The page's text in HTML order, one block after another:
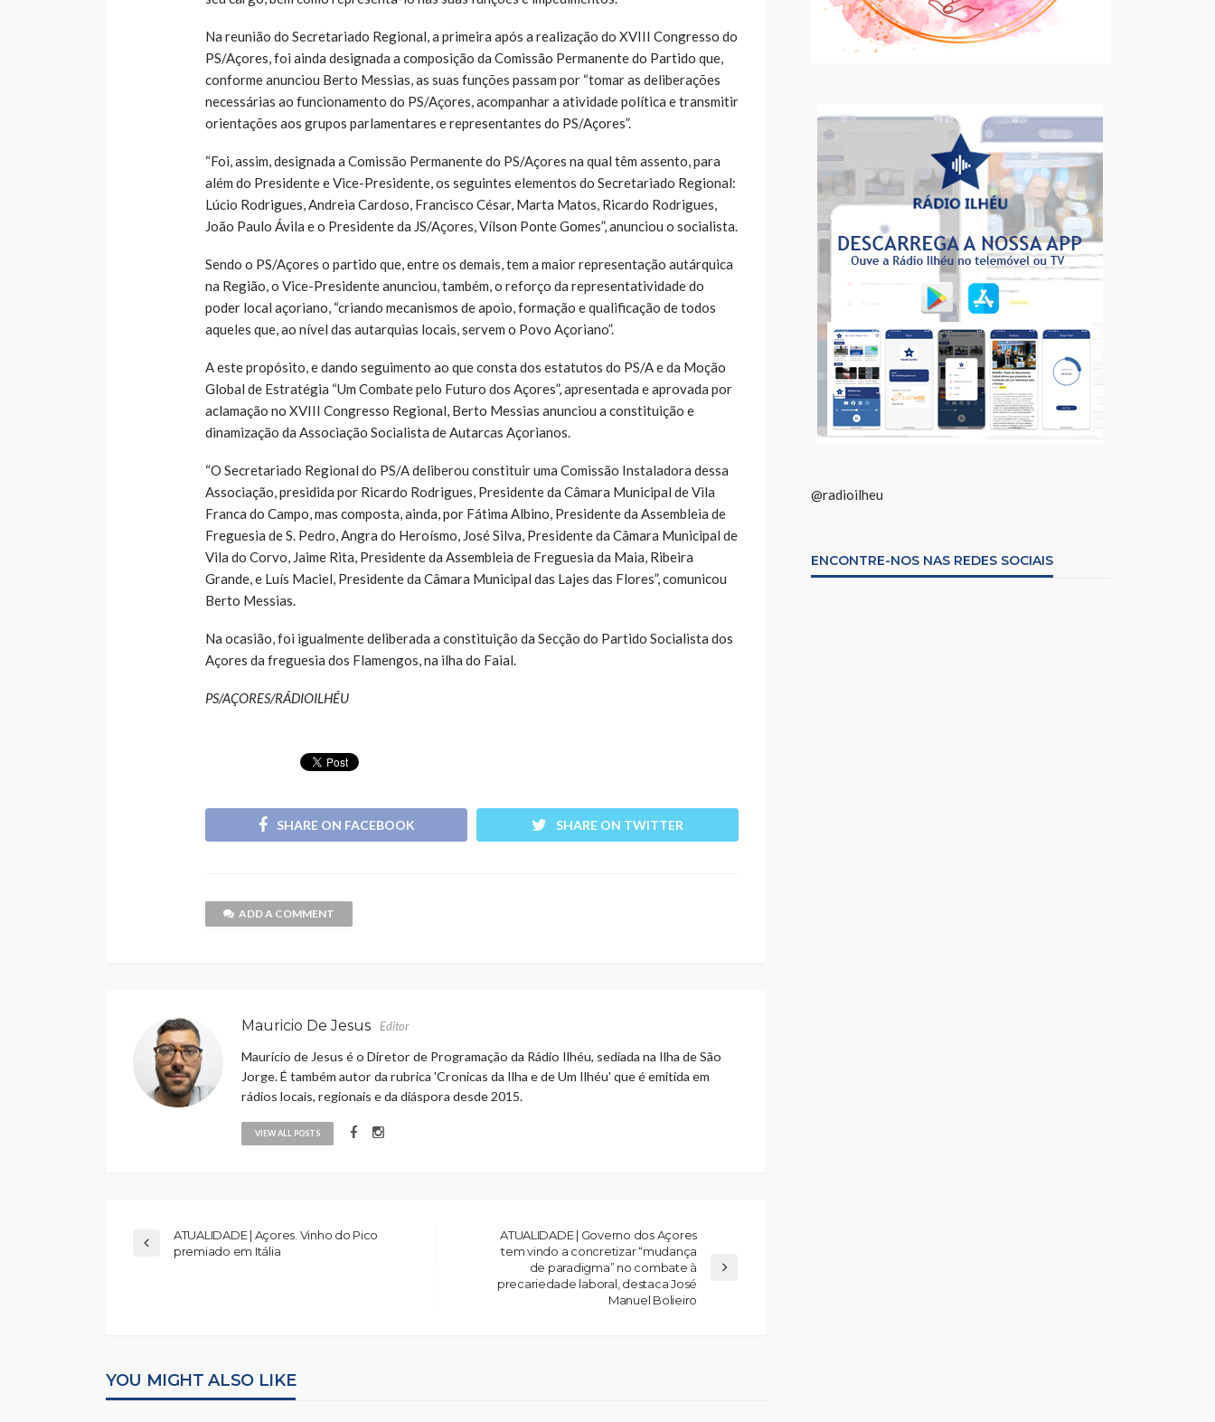
Na reunião do Secretariado Regional, a primeira após a realização do XVIII Congresso do
PS/Açores, foi ainda designada a composição da Comissão Permanente do Partido que,
conforme anunciou Berto Messias, as suas funções passam por “tomar as deliberações
necessárias ao funcionamento do PS/Açores, acompanhar a atividade política e transmitir
orientações aos grupos parlamentares e representantes do PS/Açores”.
“Foi, assim, designada a Comissão Permanente do PS/Açores na qual têm assento, para
além do Presidente e Vice-Presidente, os seguintes elementos do Secretariado Regional:
Lúcio Rodrigues, Andreia Cardoso, Francisco César, Marta Matos, Ricardo Rodrigues,
João Paulo Ávila e o Presidente da JS/Açores, Vílson Ponte Gomes”, anunciou o socialista.
Sendo o PS/Açores o partido que, entre os demais, tem a maior representação autárquica
na Região, o Vice-Presidente anunciou, também, o reforço da representatividade do
poder local açoriano, “criando mecanismos de apoio, formação e qualificação de todos
aqueles que, ao nível das autarquias locais, servem o Povo Açoriano”.
A este propósito, e dando seguimento ao que consta dos estatutos do PS/A e da Moção
Global de Estratégia “Um Combate pelo Futuro dos Açores”, apresentada e aprovada por
aclamação no XVIII Congresso Regional, Berto Messias anunciou a constituição e
dinamização da Associação Socialista de Autarcas Açorianos.
“O Secretariado Regional do PS/A deliberou constituir uma Comissão Instaladora dessa
Associação, presidida por Ricardo Rodrigues, Presidente da Câmara Municipal de Vila
Franca do Campo, mas composta, ainda, por Fátima Albino, Presidente da Assembleia de
Freguesia de S. Pedro, Angra do Heroísmo, José Silva, Presidente da Câmara Municipal de
Vila do Corvo, Jaime Rita, Presidente da Assembleia de Freguesia da Maia, Ribeira
Grande, e Luís Maciel, Presidente da Câmara Municipal das Lajes das Flores”, comunicou
Berto Messias.
Na ocasião, foi igualmente deliberada a constituição da Secção do Partido Socialista dos
Açores da freguesia dos Flamengos, na ilha do Faial.
PS/AÇORES/RÁDIOILHÉU
SHARE ON FACEBOOK SHARE ON TWITTER
ADD A COMMENT
Mauricio De Jesus Editor
Maurício de Jesus é o Diretor de Programação da Rádio Ilhéu, sediada na Ilha de São
Jorge. É também autor da rubrica 'Cronicas da Ilha e de Um Ilhéu' que é emitida em
rádios locais, regionais e da diáspora desde 2015.
VIEW ALL POSTS
ATUALIDADE | Açores. Vinho do Pico
premiado em Itália
ATUALIDADE | Governo dos Açores
tem vindo a concretizar “mudança
de paradigma” no combate à
precariedade laboral, destaca José
Manuel Bolieiro
YOU MIGHT ALSO LIKE
@radioilheu
ENCONTRE-NOS NAS REDES SOCIAIS